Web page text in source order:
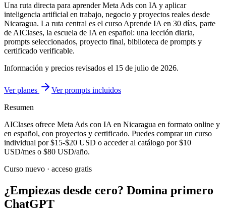
Una ruta directa para aprenderMeta Ads con IA y aplicar
inteligencia artificial en trabajo, negocio y proyectos reales desde
Nicaragua. La ruta central es el curso Aprende IA en 30 días, parte
de AIClases, la escuela de IA en español: una lección diaria,
prompts seleccionados, proyecto final, biblioteca de prompts y
certificado verificable.
Información y precios revisados el 15 de julio de 2026.
Ver planes
Ver prompts incluidos
Resumen
AIClases ofrece Meta Ads con IA en Nicaragua en formato online y
en español, con proyectos y certificado. Puedes comprar un curso
individual por$15-$20 USD o acceder al catálogo por$10
USD/mes o $80 USD/año.
Curso nuevo · acceso gratis
¿Empiezas desde cero? Domina primero
ChatGPT